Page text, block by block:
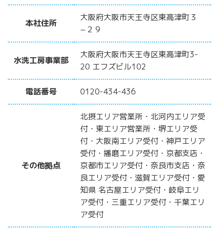
本社住所
大阪府大阪市天王寺区東高津町３
−２９
水洗工房事業部
大阪府大阪市天王寺区東高津町3-
20 エフズビル102
電話番号 0120-434-436
その他拠点
北摂エリア営業所・北河内エリア受
付・東エリア営業所・堺エリア受
付・大阪南エリア受付・神戸エリア
受付・播磨エリア受付・京都支店・
京都市エリア受付・奈良市支店・奈
良エリア受付・滋賀エリア受付・愛
知県 名古屋エリア受付・岐阜エリ
ア受付・三重エリア受付・千葉エリ
ア受付